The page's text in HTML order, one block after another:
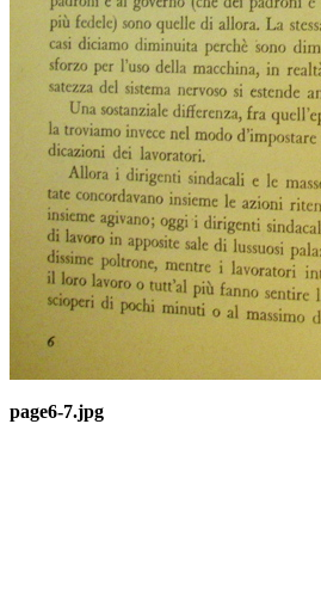
page6-7.jpg